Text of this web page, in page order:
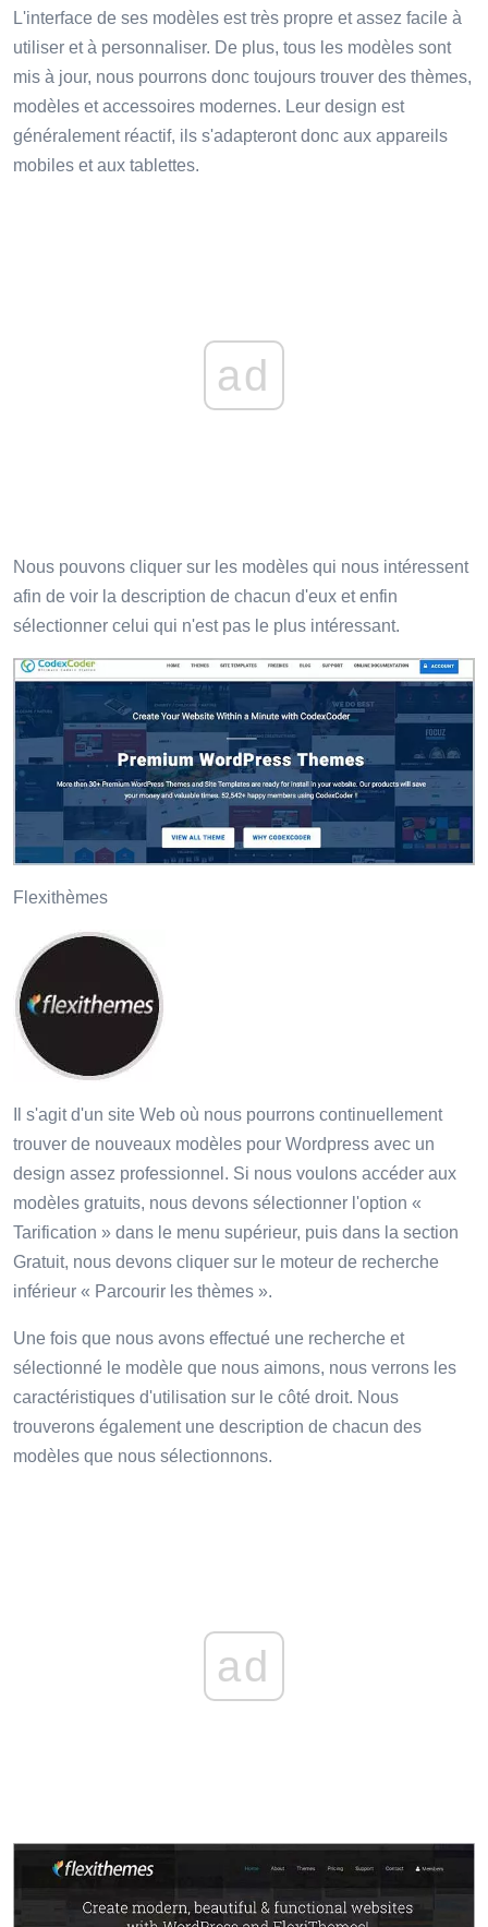
L'interface de ses modèles est très propre et assez facile à
utiliser et à personnaliser. De plus, tous les modèles sont
mis à jour, nous pourrons donc toujours trouver des thèmes,
modèles et accessoires modernes. Leur design est
généralement réactif, ils s'adapteront donc aux appareils
mobiles et aux tablettes.
ad
Nous pouvons cliquer sur les modèles qui nous intéressent
afin de voir la description de chacun d'eux et enfin
sélectionner celui qui n'est pas le plus intéressant.
Flexithèmes
Il s'agit d'un site Web où nous pourrons continuellement
trouver de nouveaux modèles pour Wordpress avec un
design assez professionnel. Si nous voulons accéder aux
modèles gratuits, nous devons sélectionner l'option «
Tarification » dans le menu supérieur, puis dans la section
Gratuit, nous devons cliquer sur le moteur de recherche
inférieur « Parcourir les thèmes ».
Une fois que nous avons effectué une recherche et
sélectionné le modèle que nous aimons, nous verrons les
caractéristiques d'utilisation sur le côté droit. Nous
trouverons également une description de chacun des
modèles que nous sélectionnons.
ad